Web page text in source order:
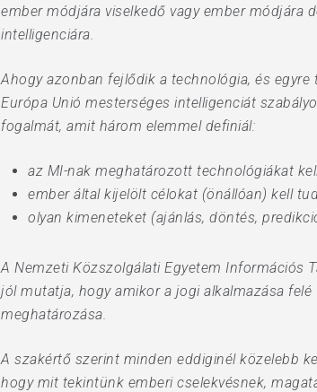
ember módjára viselkedő vagy ember módjára
intelligenciára.
Ahogy azonban fejlődik a technológia, és
Európa Unió mesterséges intelligenciát
fogalmát, amit három elemmel definiál:
az MI-nak meghatározott technológiákat
ember által kijelölt célokat (önállóan) kell
olyan kimeneteket (ajánlás, döntés,
A Nemzeti Közszolgálati Egyetem Információs
jól mutatja, hogy amikor a jogi alkalmazása
meghatározása.
A szakértő szerint minden eddiginél közelebb
hogy mit tekintünk emberi cselekvésnek,